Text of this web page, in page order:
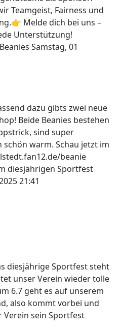
Teamgeist, Fairness und
Melde dich bei uns –
Unterstützung!
Samstag, 01
dazu gibts zwei neue
Beide Beanies bestehen
sind super
warm. Schau jetzt im
beanie
diesjährigen Sportfest
21:41
diesjährige Sportfest steht
unser Verein wieder tolle
6.7 geht es auf unserem
also kommt vorbei und
sein Sportfest